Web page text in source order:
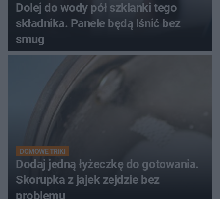
Dolej do wody pół szklanki tego
składnika. Panele będą lśnić bez
smug
DOMOWE TRIKI
Dodaj jedną łyżeczkę do gotowania.
Skorupka z jajek zejdzie bez
problemu